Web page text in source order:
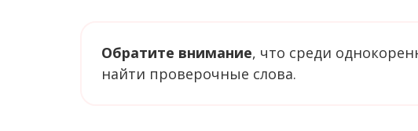
Обратите внимание, что среди
найти проверочные слова.